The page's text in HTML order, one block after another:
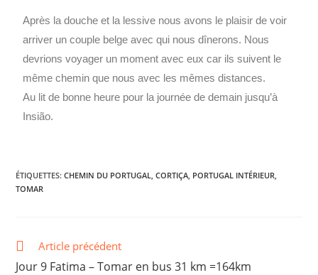
Après la douche et la lessive nous avons le plaisir de voir
arriver un couple belge avec qui nous dînerons. Nous
devrions voyager un moment avec eux car ils suivent le
même chemin que nous avec les mêmes distances.
Au lit de bonne heure pour la journée de demain jusqu’à
Insião.
ÉTIQUETTES:CHEMIN DU PORTUGAL CORTIÇA PORTUGAL INTÉRIEUR
TOMAR
Article précédent
Jour 9 Fatima – Tomar en bus 31 km =164km